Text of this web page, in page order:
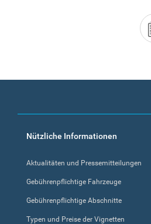
Footer
Nützliche Informationen
Aktualitäten und Pressemitteilungen
Gebührenpflichtige Fahrzeuge
Gebührenpflichtige Abschnitte
Typen und Preise der Vignetten